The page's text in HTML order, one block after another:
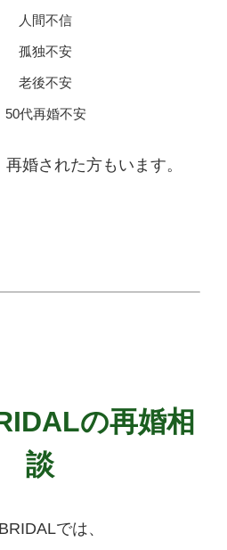
人間不信
孤独不安
老後不安
50代再婚不安
婚された方もいます。
の再婚相
談
では、